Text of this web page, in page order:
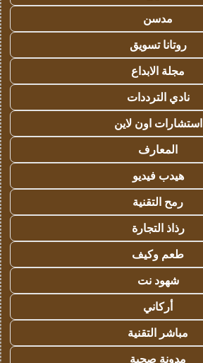
مدسن
روتانا تسويق
مجلة الابداع
نادي الترددات
استشارات اون لاين
المعارف
هيدب فيديو
رمح التقنية
رذاذ التجارة
طعم وكيف
شهود نت
أركاني
مباشر التقنية
مدونة صحبة